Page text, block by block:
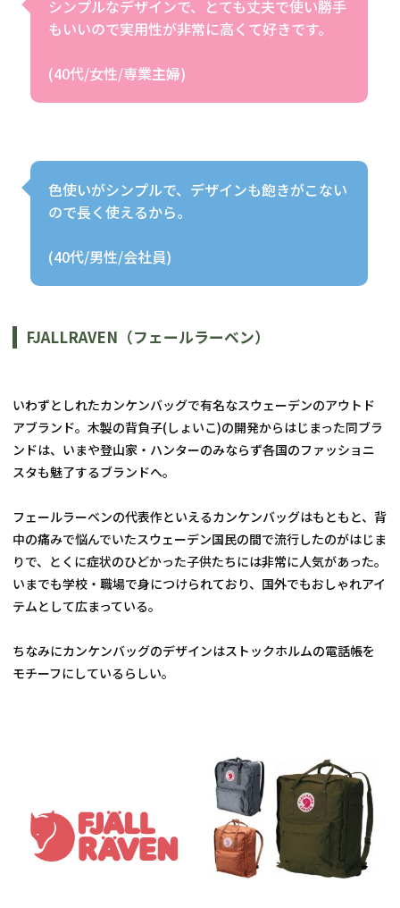
シンプルなデザインで、とても丈夫で使い勝手
もいいので実用性が非常に高くて好きです。
(40代/女性/専業主婦)
色使いがシンプルで、デザインも飽きがこない
ので長く使えるから。
(40代/男性/会社員)
FJALLRAVEN（フェールラーベン）
いわずとしれたカンケンバッグで有名なスウェーデンのアウトド
アブランド。木製の背負子(しょいこ)の開発からはじまった同ブラ
ンドは、いまや登山家・ハンターのみならず各国のファッショニ
スタも魅了するブランドへ。
フェールラーベンの代表作といえるカンケンバッグはもともと、背
中の痛みで悩んでいたスウェーデン国民の間で流行したのがはじま
りで、とくに症状のひどかった子供たちには非常に人気があった。
いまでも学校・職場で身につけられており、国外でもおしゃれアイ
テムとして広まっている。
ちなみにカンケンバッグのデザインはストックホルムの電話帳を
モチーフにしているらしい。